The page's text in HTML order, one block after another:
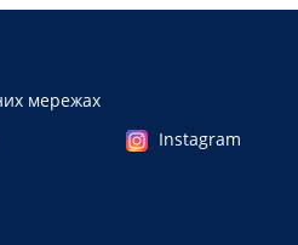
мережах
Instagram